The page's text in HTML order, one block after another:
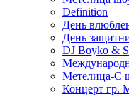
Definition
День
День
DJ Boyko &
Метелица-С
Концерт гр.